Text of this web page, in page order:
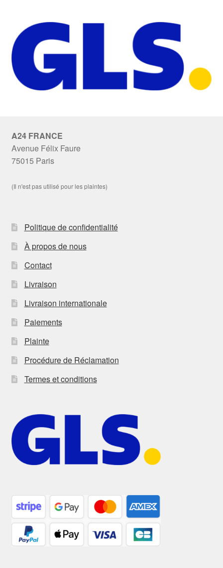
A24 FRANCE
Avenue Félix Faure
75015 Paris
(Il n'est pas utilisé pour les plaintes)
Politique de confidentialité
À propos de nous
Contact
Livraison
Livraison internationale
Paiements
Plainte
Procédure de Réclamation
Termes et conditions